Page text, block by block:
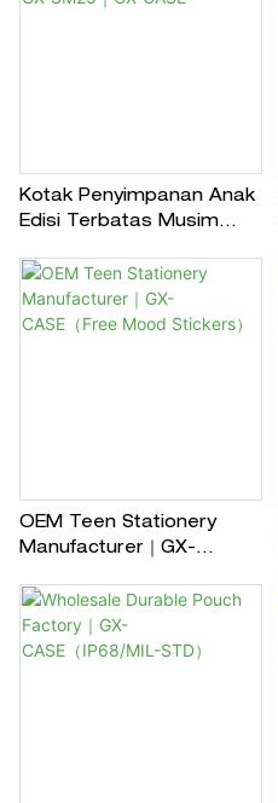
Kotak Penyimpanan Anak
Edisi Terbatas Musim
OEM Teen Stationery
Manufacturer｜GX-
Stickers）